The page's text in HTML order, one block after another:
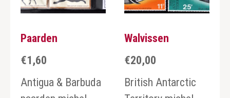
Paarden
€1,60
Antigua & Barbuda
Walvissen
€20,00
British Antarctic